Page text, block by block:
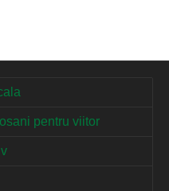
pentru viitor